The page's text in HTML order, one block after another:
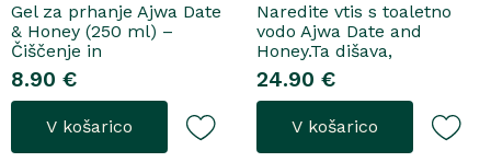
Gel za prhanje Ajwa Date
& Honey (250 ml) –
Čiščenje in
pomladitevSpremenite
svoje vsakodnevno
prhanje v razkošen
orientalski ritual z gelom
za prhanje Ajwa Date &
8.90 €
V košarico
Naredite vtis s toaletno
vodo Ajwa Date and
Honey.Ta dišava,
zasnovana tako za
razkošne priložnosti kot
za vsakodnevno nošenje,
se odpre z notami suhega
grozdja, labana in frezije,
24.90 €
V košarico